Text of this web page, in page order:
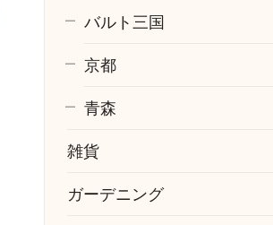
バルト三国
京都
青森
雑貨
ガーデニング